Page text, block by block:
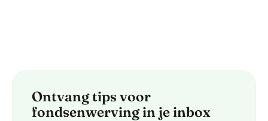
Ontvang tips voor
fondsenwerving in je inbox